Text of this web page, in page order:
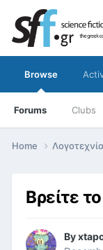
Browse
Forums Clubs
Home
Βρείτε
By